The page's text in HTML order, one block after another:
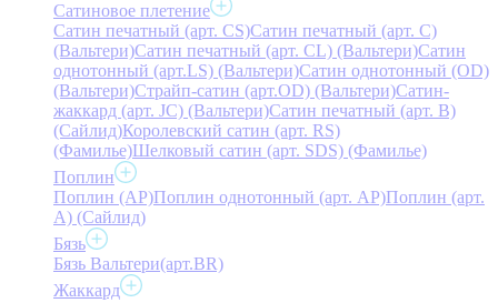
Сатиновое плетение
Сатин печатный (арт. СS)Сатин печатный (арт. С)
(Вальтери)Сатин печатный (арт. СL) (Вальтери)Сатин
однотонный (арт.LS) (Вальтери)Сатин однотонный (OD)
(Вальтери)Страйп-сатин (арт.OD) (Вальтери)Сатин-
жаккард (арт. JC) (Вальтери)Сатин печатный (арт. В)
(Сайлид)Королевский сатин (арт. RS)
(Фамилье)Шелковый сатин (арт. SDS) (Фамилье)
Поплин
Поплин (AP)Поплин однотонный (арт. AP)Поплин (арт.
А) (Сайлид)
Бязь
Бязь Вальтери(арт.BR)
Жаккард